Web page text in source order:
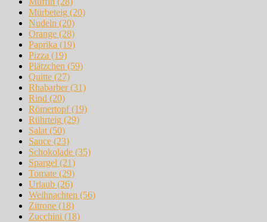
Mürbeteig (20)
Nudeln (20)
Orange (28)
Paprika (19)
Pizza (19)
Plätzchen (59)
Quitte (27)
Rhabarber(31)
Rind (20)
Römertopf(19)
Rührteig (29)
Salat (50)
Sauce (23)
Schokolade (35)
Spargel (21)
Tomate (29)
Urlaub (26)
Weihnachten (56)
Zitrone (18)
Zucchini (18)